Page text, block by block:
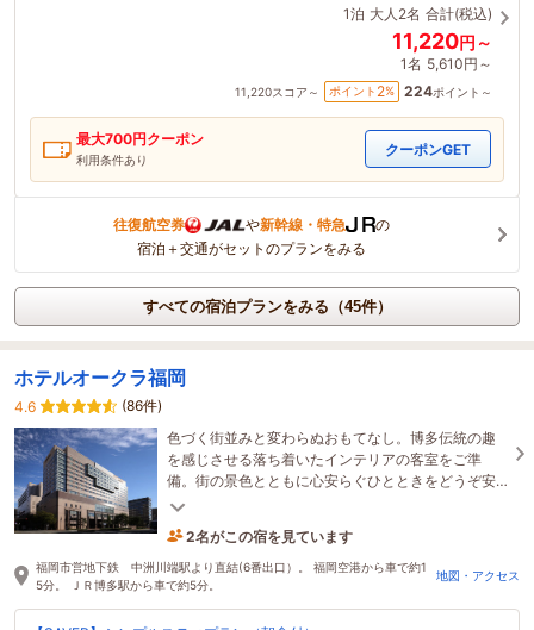
1泊 大人2名 合計(税込)
11,220円～
1名 5,610円～
11,220スコア～ ポイント 2% 224ポイント～
最大700円クーポン
利用条件あり
クーポンGET
往復航空券 や新幹線・特急
の
宿泊＋交通がセットのプランをみる
すべての宿泊プランをみる（45件）
ホテルオークラ福岡
4.6
(86件)
色づく街並みと変わらぬおもてなし。博多伝統の趣
を感じさせる落ち着いたインテリアの客室をご準
備。街の景色とともに心安らぐひとときをどうぞ安
心してお過ごしくださいませ。
2名がこの宿を見ています
47分前に予約されました
福岡市営地下鉄 中洲川端駅より直結(6番出口）。 福岡空港から車で約1
5分。 ＪＲ博多駅から車で約5分。
地図・アクセス